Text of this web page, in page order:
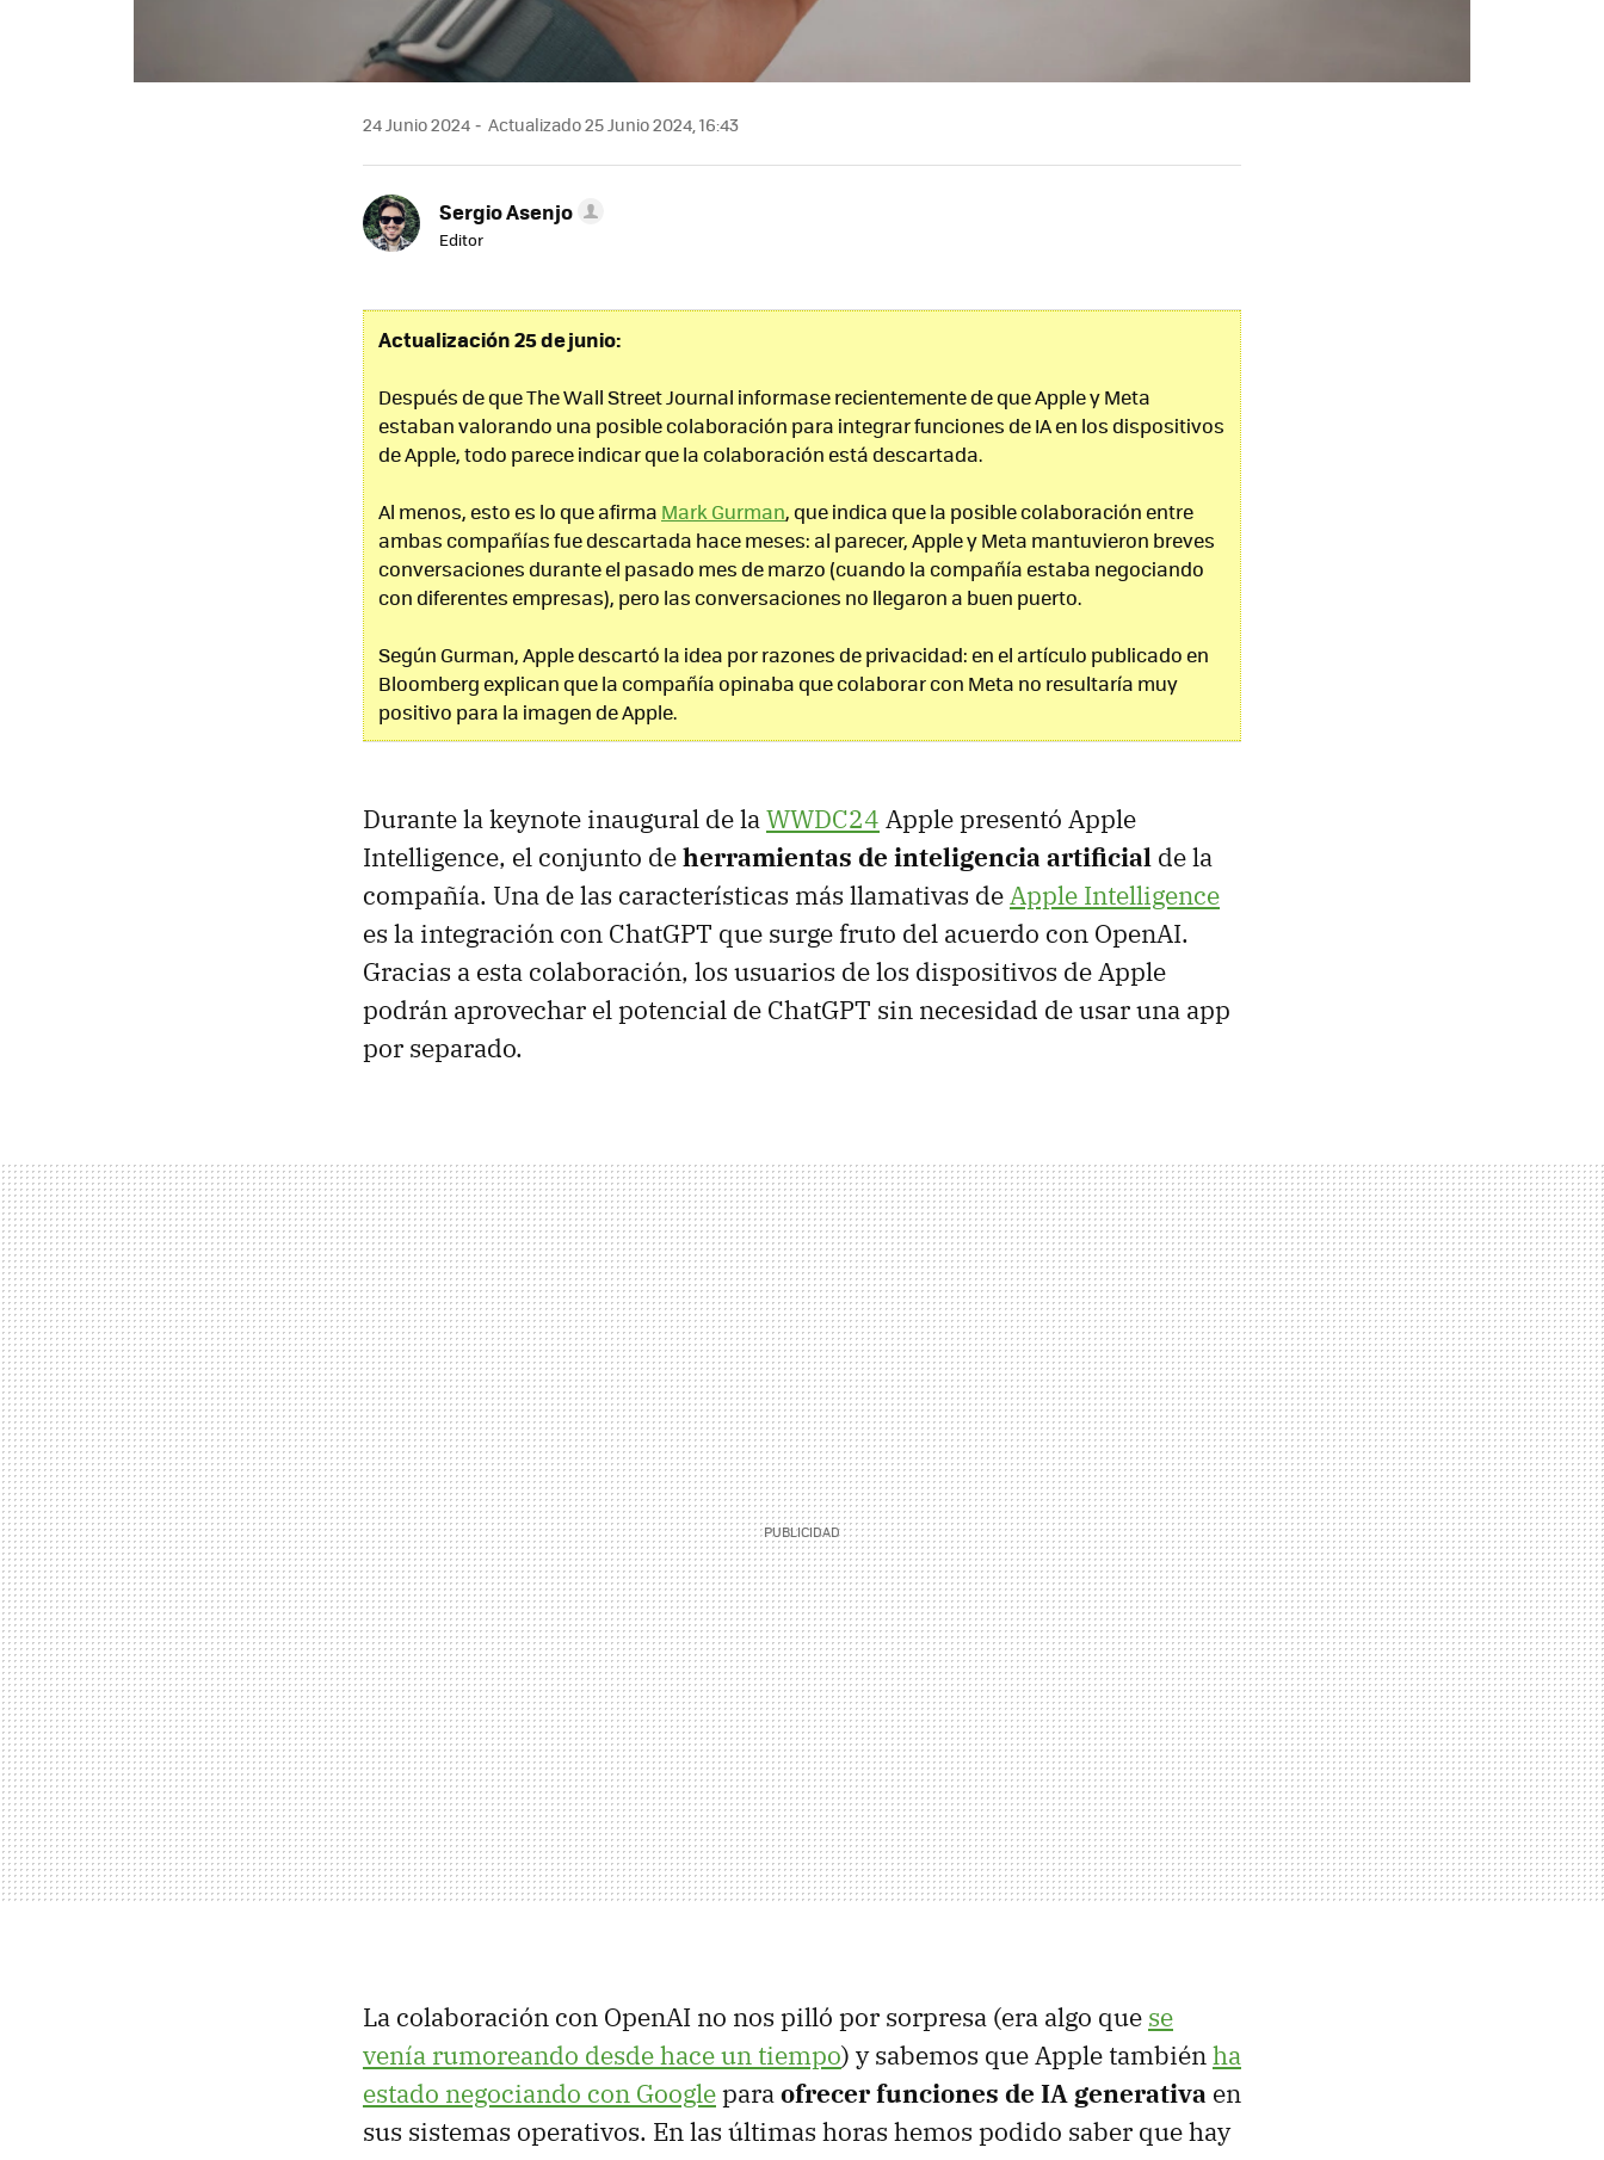
24 Junio 2024 Actualizado 25 Junio 2024, 16:43
Sergio Asenjo
Editor
Actualización 25 de junio:
Después de que The Wall Street Journal informase recientemente de que Apple y Meta
estaban valorando una posible colaboración para integrar funciones de IA en los dispositivos
de Apple, todo parece indicar que la colaboración está descartada.
Al menos, esto es lo que afirma Mark Gurman, que indica que la posible colaboración entre
ambas compañías fue descartada hace meses: al parecer, Apple y Meta mantuvieron breves
conversaciones durante el pasado mes de marzo (cuando la compañía estaba negociando
con diferentes empresas), pero las conversaciones no llegaron a buen puerto.
Según Gurman, Apple descartó la idea por razones de privacidad: en el artículo publicado en
Bloomberg explican que la compañía opinaba que colaborar con Meta no resultaría muy
positivo para la imagen de Apple.
Durante la keynote inaugural de laWWDC24 Apple presentó Apple
Intelligence, el conjunto deherramientas de inteligencia artificial de la
compañía. Una de las características más llamativas deApple Intelligence
es la integración con ChatGPT que surge fruto del acuerdo con OpenAI.
Gracias a esta colaboración, los usuarios de los dispositivos de Apple
podrán aprovechar el potencial de ChatGPT sin necesidad de usar una app
por separado.
La colaboración con OpenAI no nos pilló por sorpresa (era algo que se
venía rumoreando desde hace un tiempo) y sabemos que Apple tambiénha
estado negociando con Googleparaofrecer funciones de IA generativa en
sus sistemas operativos. En las últimas horas hemos podido saber que hay